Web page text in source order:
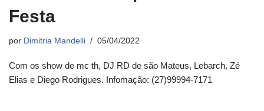
Festa
por Dimitria Mandelli 05/04/2022
Com os show de mc th, DJ RD de são Mateus, Lebarch, Zé
Elias e Diego Rodrigues. Infomação: (27)99994-7171